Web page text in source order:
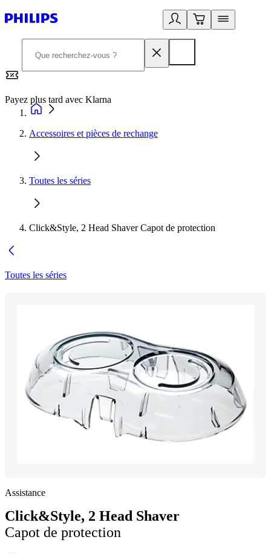
Payez plus tard avec Klarna
Accessoires et pièces de rechange
Toutes les séries
Click&Style, 2 Head Shaver Capot de protection
Toutes les séries
Assistance
Click&Style, 2 Head Shaver
Capot de protection